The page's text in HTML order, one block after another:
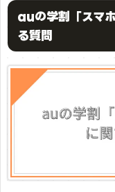
auの学割「スマ
る質問